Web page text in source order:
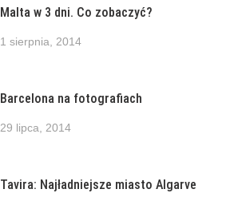
Malta w 3 dni. Co zobaczyć?
1 sierpnia, 2014
Barcelona na fotografiach
29 lipca, 2014
Tavira: Najładniejsze miasto Algarve